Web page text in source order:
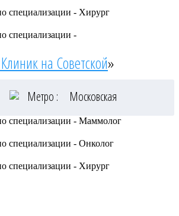
специализации - Хирург
специализации -
на Советской»
Метро : Московская
специализации - Маммолог
специализации - Онколог
специализации - Хирург